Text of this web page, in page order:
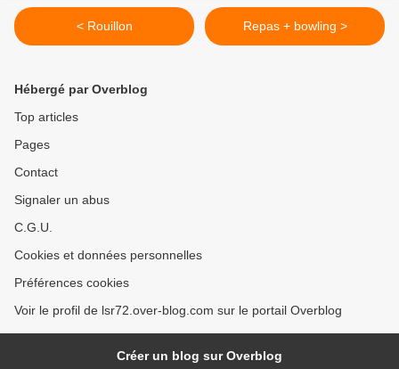
< Rouillon Repas + bowling >
Hébergé par Overblog
Top articles
Pages
Contact
Signaler un abus
C.G.U.
Cookies et données personnelles
Préférences cookies
Voir le profil de lsr72.over-blog.com sur le portail Overblog
Créer un blog sur Overblog